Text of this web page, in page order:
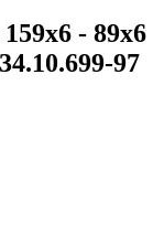
- 89х6
97